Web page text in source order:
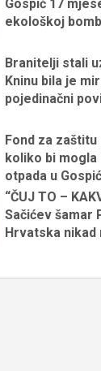
Gospić 17
ekološkoj
Branitelji stali
Kninu bila je
pojedinačni
Fond za
koliko bi
otpada u
“ČUJ TO –
Sačićev šamar
Hrvatska nikad